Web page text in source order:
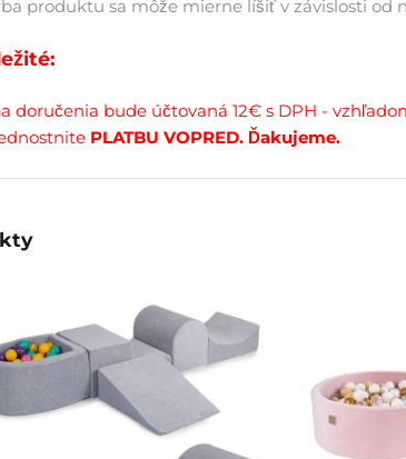
produktu sa môže mierne líšiť v závislosti od
doručenia bude účtovaná 12€ s DPH -
PLATBU VOPRED. Ďakujeme.